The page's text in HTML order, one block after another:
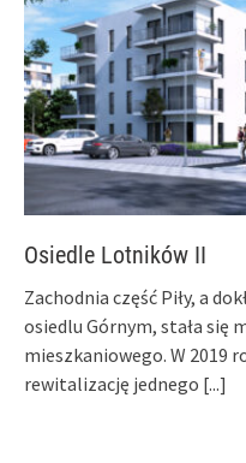
Osiedle Lotników II
Zachodnia część Piły, a
osiedlu Górnym, stała się
mieszkaniowego. W 2019
rewitalizację jednego [...]